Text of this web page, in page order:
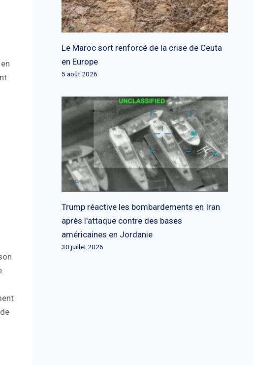
Le Maroc sort renforcé de la crise de Ceuta
en Europe
5 août 2026
Trump réactive les bombardements en Iran
après l'attaque contre des bases
américaines en Jordanie
30 juillet 2026